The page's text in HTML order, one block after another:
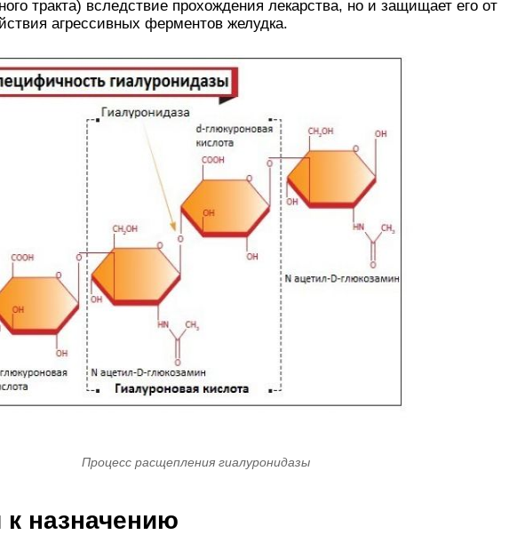
тракта) вследствие прохождения лекарства, но и защищает его от
агрессивных ферментов желудка.
Процесс расщепления гиалуронидазы
к назначению